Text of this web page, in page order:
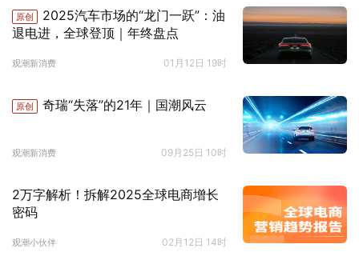
原创
2025汽车市场的“龙门一跃”：油
退电进，全球登顶｜年终盘点
观潮新消费 01月12日 19时
原创 奇瑞“失落”的21年｜国潮风云
观潮新消费 09月25日 10时
2万字解析！拆解2025全球电商增长
密码
观潮小伙伴 02月12日 14时